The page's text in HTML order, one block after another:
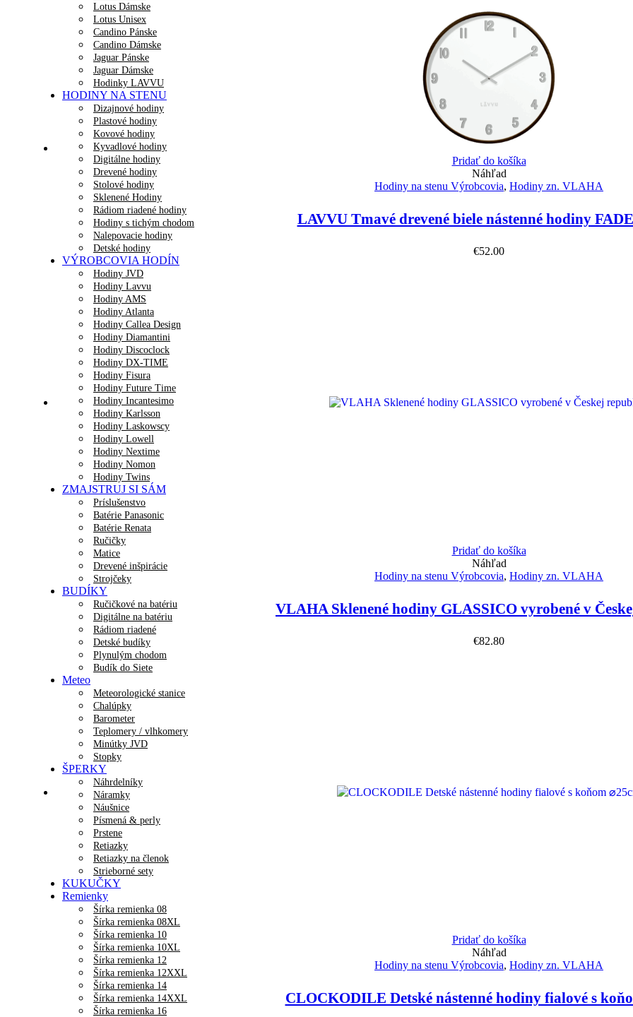
Lotus Dámske
Lotus Unisex
Candino Pánske
Candino Dámske
Jaguar Pánske
Jaguar Dámske
Hodinky LAVVU
HODINY NA STENU
Dizajnové hodiny
Plastové hodiny
Kovové hodiny
Kyvadlové hodiny
Digitálne hodiny
Drevené hodiny
Stolové hodiny
Sklenené Hodiny
Rádiom riadené hodiny
Hodiny s tichým chodom
Nalepovacie hodiny
Detské hodiny
VÝROBCOVIA HODÍN
Hodiny JVD
Hodiny Lavvu
Hodiny AMS
Hodiny Atlanta
Hodiny Callea Design
Hodiny Diamantini
Hodiny Discoclock
Hodiny DX-TIME
Hodiny Fisura
Hodiny Future Time
Hodiny Incantesimo
Hodiny Karlsson
Hodiny Laskowscy
Hodiny Lowell
Hodiny Nextime
Hodiny Nomon
Hodiny Twins
ZMAJSTRUJ SI SÁM
Príslušenstvo
Batérie Panasonic
Batérie Renata
Ručičky
Matice
Drevené inšpirácie
Strojčeky
BUDÍKY
Ručičkové na batériu
Digitálne na batériu
Rádiom riadené
Detské budíky
Plynulým chodom
Budík do Siete
Meteo
Meteorologické stanice
Chalúpky
Barometer
Teplomery / vlhkomery
Minútky JVD
Stopky
ŠPERKY
Náhrdelníky
Náramky
Náušnice
Písmená & perly
Prstene
Retiazky
Retiazky na členok
Strieborné sety
KUKUČKY
Remienky
Šírka remienka 08
Šírka remienka 08XL
Šírka remienka 10
Šírka remienka 10XL
Šírka remienka 12
Šírka remienka 12XXL
Šírka remienka 14
Šírka remienka 14XXL
Šírka remienka 16
Pridať do košíka
Náhľad
Hodiny na stenu Výrobcovia, Hodiny zn. VLAHA
LAVVU Tmavé drevené biele nástenné hodiny
€52.00
Pridať do košíka
Náhľad
Hodiny na stenu Výrobcovia, Hodiny zn. VLAHA
VLAHA Sklenené hodiny GLASSICO vyrobené v
€82.80
Pridať do košíka
Náhľad
Hodiny na stenu Výrobcovia, Hodiny zn. VLAHA
CLOCKODILE Detské nástenné hodiny fialové s